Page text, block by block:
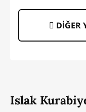
DİĞER
Islak